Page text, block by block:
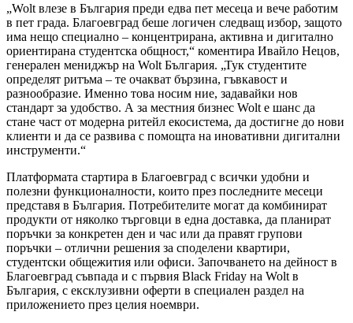
„Wolt влезе в България преди едва пет месеца и вече работим
в пет града. Благоевград беше логичен следващ избор, защото
има нещо специално – концентрирана, активна и дигитално
ориентирана студентска общност,“ коментира Ивайло Нецов,
генерален мениджър на Wolt България. „Тук студентите
определят ритъма – те очакват бързина, гъвкавост и
разнообразие. Именно това носим ние, задавайки нов
стандарт за удобство. А за местния бизнес Wolt е шанс да
стане част от модерна ритейл екосистема, да достигне до нови
клиенти и да се развива с помощта на иновативни дигитални
инструменти.“
Платформата стартира в Благоевград с всички удобни и
полезни функционалности, които през последните месеци
представя в България. Потребителите могат да комбинират
продукти от няколко търговци в една доставка, да планират
поръчки за конкретен ден и час или да правят групови
поръчки – отлични решения за споделени квартири,
студентски общежития или офиси. Започването на дейност в
Благоевград съвпада и с първия Black Friday на Wolt в
България, с ексклузивни оферти в специален раздел на
приложението през целия ноември.